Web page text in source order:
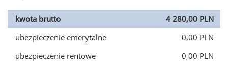
kwota brutto
4 280,00 PLN
ubezpieczenie emerytalne
0,00 PLN
ubezpieczenie rentowe
0,00 PLN